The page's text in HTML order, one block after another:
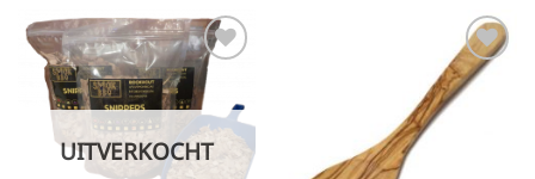
Toevoegen
aan
verlanglijst
UITVERKOCHT
Toevoegen
aan
verlanglijst